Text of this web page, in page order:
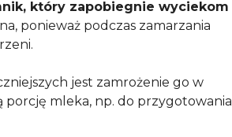
który zapobiegnie wyciekom
ponieważ podczas zamarzania
jest zamrożenie go w
porcję mleka, np. do przygotowania